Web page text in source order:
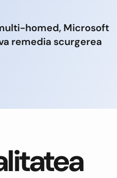
homed, Microsoft
remedia scurgerea